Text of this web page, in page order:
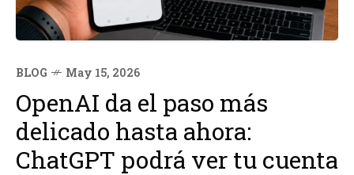
BLOG May 15, 2026
OpenAI da el paso más
delicado hasta ahora:
ChatGPT podrá ver tu cuenta